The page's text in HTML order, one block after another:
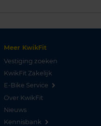
Meer KwikFit
Vestiging zoeken
KwikFit Zakelijk
E-Bike Service
Over KwikFit
Nieuws
Kennisbank